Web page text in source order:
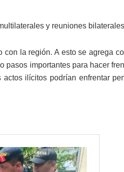
y reuniones
la región. A esto se agrega
importantes para hacer
ilícitos podrían enfrentar